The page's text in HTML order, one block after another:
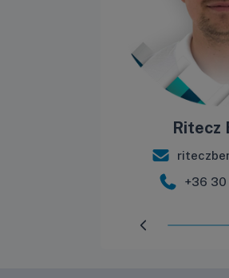
Ritecz
+36